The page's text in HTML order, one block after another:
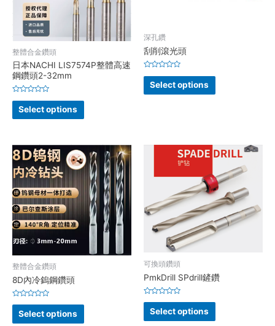
整體合金鑽頭
日本NACHI LIS7574P整體高速
鋼鑽頭2-32mm
Rated
out
of
Select options
深孔鑽
刮削滾光頭
Rated
out
of
Select options
整體合金鑽頭
8D內冷鎢鋼鑽頭
Rated
out
of
Select options
可換頭鑽頭
PmkDrill SPdrill鏟鑽
Rated
out
of
Select options